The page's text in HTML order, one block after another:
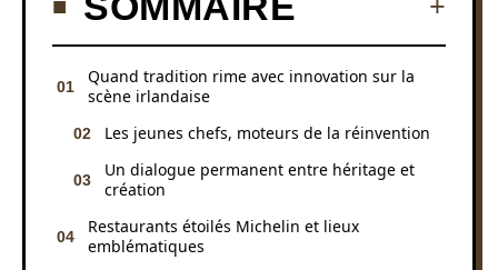
Quand tradition rime avec innovation sur la
scène irlandaise
Les jeunes chefs, moteurs de la réinvention
Un dialogue permanent entre héritage et
création
Restaurants étoilés Michelin et lieux
emblématiques